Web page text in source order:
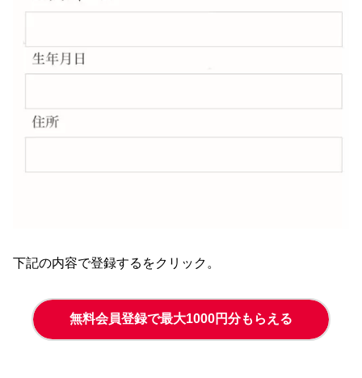
下記の内容で登録するをクリック。
無料会員登録で最大1000円分もらえる